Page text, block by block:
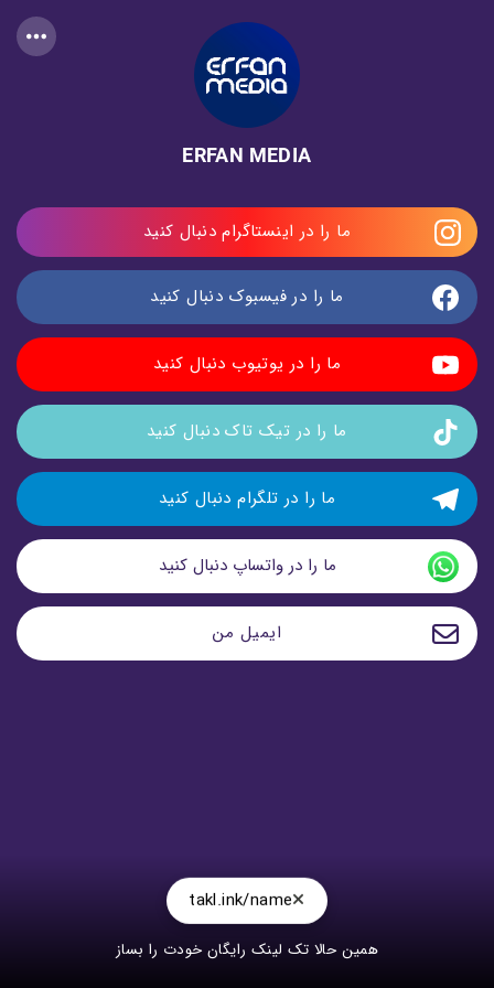
ERFAN MEDIA
ما را در اینستاگرام دنبال کنید
ما را در فیسبوک دنبال کنید
ما را در یوتیوب دنبال کنید
ما را در تیک تاک دنبال کنید
ما را در تلگرام دنبال کنید
ما را در واتساپ دنبال کنید
ایمیل من
takl.ink/name
همین حالا تک لینک رایگان خودت را بساز